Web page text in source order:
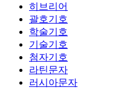
히브리어
괄호기호
학술기호
기술기호
첨자기호
라틴문자
러시아문자